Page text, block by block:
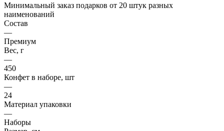
Минимальный заказ подарков от 20 штук разных
наименований
Состав
—
Премиум
Вес, г
—
450
Конфет в наборе, шт
—
24
Материал упаковки
—
Наборы